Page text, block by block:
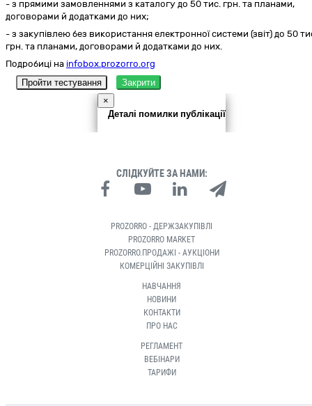
- з прямими замовленнями з каталогу до 50 тис. грн. та планами,
договорами й додатками до них;
- з закупівлею без використання електронної системи (звіт) до 50
грн. та планами, договорами й додатками до них.
Подробиці на infobox.prozorro.org
Пройти тестування
Закрити
×
Деталі помилки публікації
СЛІДКУЙТЕ ЗА НАМИ:
PROZORRO - ДЕРЖЗАКУПІВЛІ
PROZORRO MARKET
PROZORRO.ПРОДАЖІ - АУКЦІОНИ
КОМЕРЦІЙНІ ЗАКУПІВЛІ
НАВЧАННЯ
НОВИНИ
КОНТАКТИ
ПРО НАС
РЕГЛАМЕНТ
ВЕБІНАРИ
ТАРИФИ